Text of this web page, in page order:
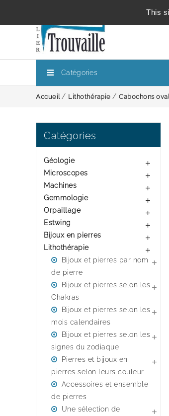
Catégories
Accueil Lithothérapie Cabochons
Catégories
Géologie 
Microscopes 
Machines 
Gemmologie 
Orpaillage 
Estwing 
Bijoux en pierres 
Lithothérapie 
Bijoux et pierres par nom
de pierre

Bijoux et pierres selon les
Chakras

Bijoux et pierres selon les
mois calendaires

Bijoux et pierres selon les
signes du zodiaque

Pierres et bijoux en
pierres selon leurs couleur

Accessoires et ensemble
de pierres
Une sélection de

This